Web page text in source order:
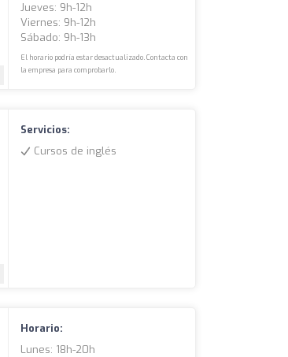
Jueves: 9h-12h
Viernes: 9h-12h
Sábado: 9h-13h
El horario podría estar desactualizado. Contacta con
la empresa para comprobarlo.
Servicios:
Cursos de inglés
Horario:
Lunes: 18h-20h